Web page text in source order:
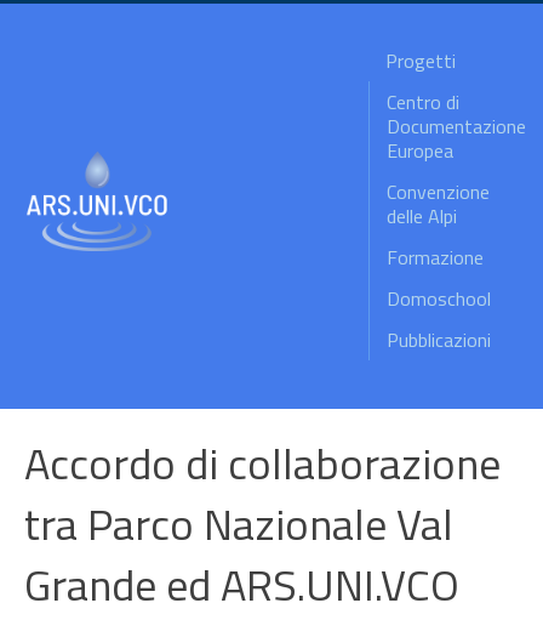
Progetti
Centro di
Documentazione
Europea
Convenzione
delle Alpi
Formazione
Domoschool
Pubblicazioni
Accordo di collaborazione
tra Parco Nazionale Val
Grande ed ARS.UNI.VCO